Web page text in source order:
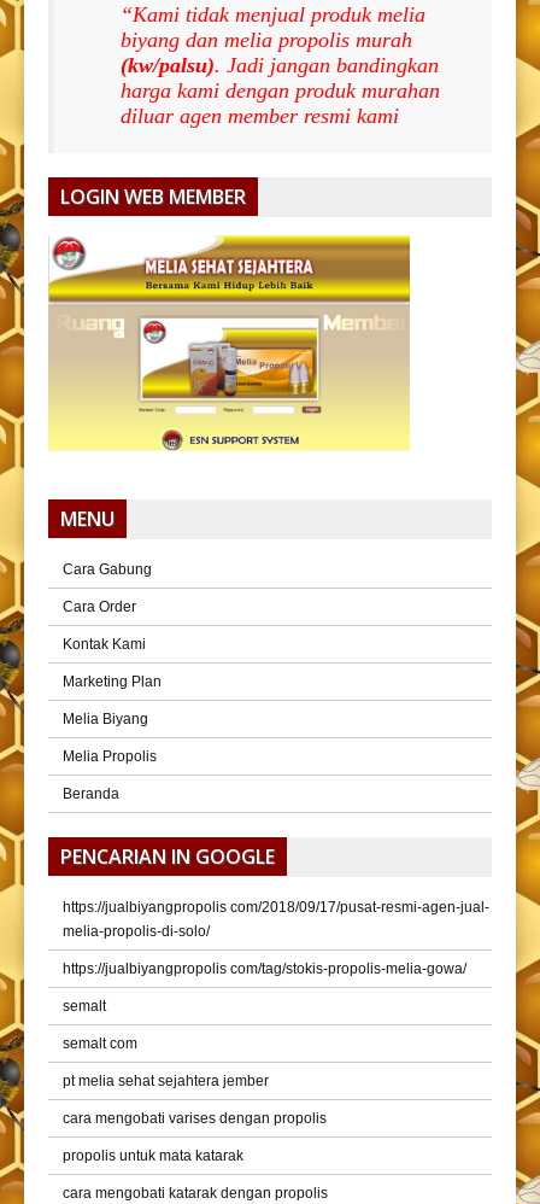
“Kami tidak menjual produk melia
biyang dan melia propolis murah
(kw/palsu). Jadi jangan bandingkan
harga kami dengan produk murahan
diluar agen member resmi kami
LOGIN WEB MEMBER
MENU
Cara Gabung
Cara Order
Kontak Kami
Marketing Plan
Melia Biyang
Melia Propolis
Beranda
PENCARIAN IN GOOGLE
https://jualbiyangpropolis com/2018/09/17/pusat-resmi-agen-jual-
melia-propolis-di-solo/
https://jualbiyangpropolis com/tag/stokis-propolis-melia-gowa/
semalt
semalt com
pt melia sehat sejahtera jember
cara mengobati varises dengan propolis
propolis untuk mata katarak
cara mengobati katarak dengan propolis